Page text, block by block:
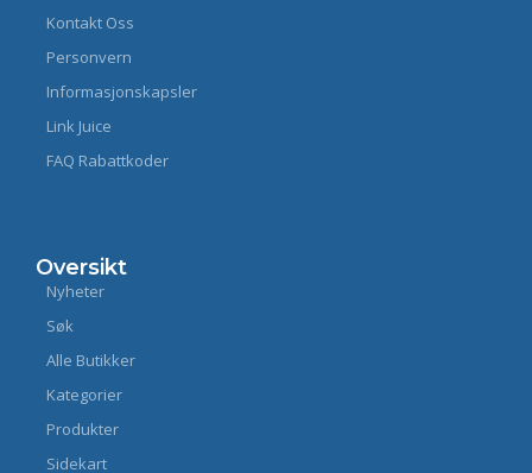
Kontakt Oss
Personvern
Informasjonskapsler
Link Juice
FAQ Rabattkoder
Oversikt
Nyheter
Søk
Alle Butikker
Kategorier
Produkter
Sidekart